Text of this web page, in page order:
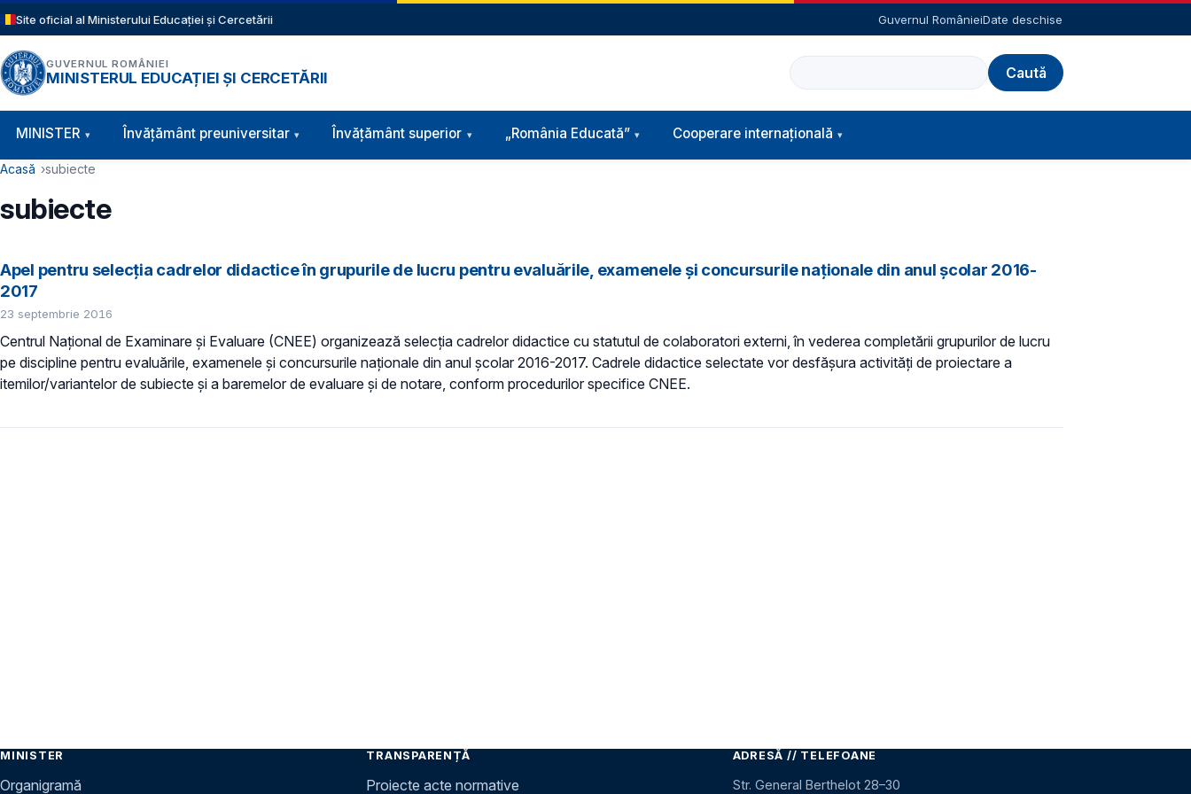
Sari la conținutul principal
Site oficial al Ministerului Educației și Cercetării Guvernul RomânieiDate deschise
GUVERNUL ROMÂNIEI
MINISTERUL EDUCAȚIEI ȘI CERCETĂRII
Caută
Navigație principală
MINISTER Învăţământ preuniversitar Învățământ superior „România Educată” Cooperare internațională
Cale de navigare
Acasă subiecte
subiecte
Apel pentru selecţia cadrelor didactice în grupurile de lucru pentru evaluările, examenele şi concursurile naţionale din anul şcolar 2016-
2017
23 septembrie 2016
Centrul Naţional de Examinare şi Evaluare (CNEE) organizează selecţia cadrelor didactice cu statutul de colaboratori externi, în vederea completării grupurilor de lucru
pe discipline pentru evaluările, examenele şi concursurile naţionale din anul şcolar 2016-2017. Cadrele didactice selectate vor desfăşura activităţi de proiectare a
itemilor/variantelor de subiecte şi a baremelor de evaluare şi de notare, conform procedurilor specifice CNEE.
MINISTER
Organigramă
TRANSPARENȚĂ
Proiecte acte normative
ADRESĂ // TELEFOANE
Str. General Berthelot 28–30